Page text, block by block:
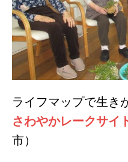
ライフマップで生き
さわやかレークサイ
市）